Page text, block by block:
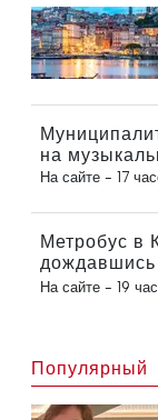
на
На сайте - 17
Метробус в
функции
На сайте - 19
Популярный